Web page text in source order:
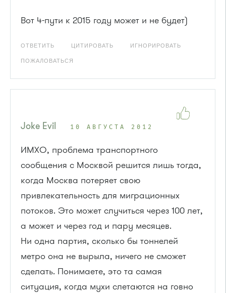
Вот 4-пути к 2015 году может и не будет)
ОТВЕТИТЬ ЦИТИРОВАТЬ ИГНОРИРОВАТЬ
ПОЖАЛОВАТЬСЯ
Joke Evil 10 АВГУСТА 2012
ИМХО, проблема транспортного
сообщения с Москвой решится лишь тогда,
когда Москва потеряет свою
привлекательность для миграционных
потоков. Это может случиться через 100 лет,
а может и через год и пару месяцев.
Ни одна партия, сколько бы тоннелей
метро она не вырыла, ничего не сможет
сделать. Понимаете, это та самая
ситуация, когда мухи слетаются на говно